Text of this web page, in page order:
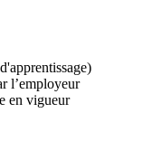
l’employeur
en vigueur